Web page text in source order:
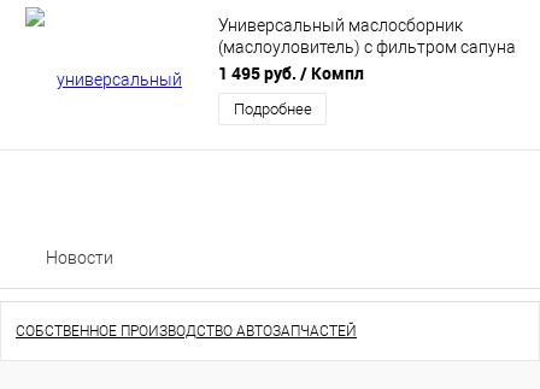
Универсальный маслосборник
(маслоуловитель) с фильтром сапуна
(черный)
1 495 руб. / Компл
Подробнее
Новости
СОБСТВЕННОЕ ПРОИЗВОДСТВО АВТОЗАПЧАСТЕЙ